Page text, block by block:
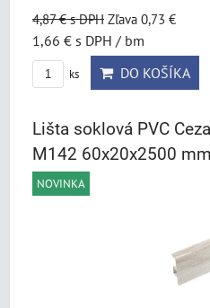
4,87 €s DPH Zľava 0,73 €
1,66 € s DPH / bm
ks DO KOŠÍKA
Lišta soklová PVC
M142 60x20x2500 mm
NOVINKA